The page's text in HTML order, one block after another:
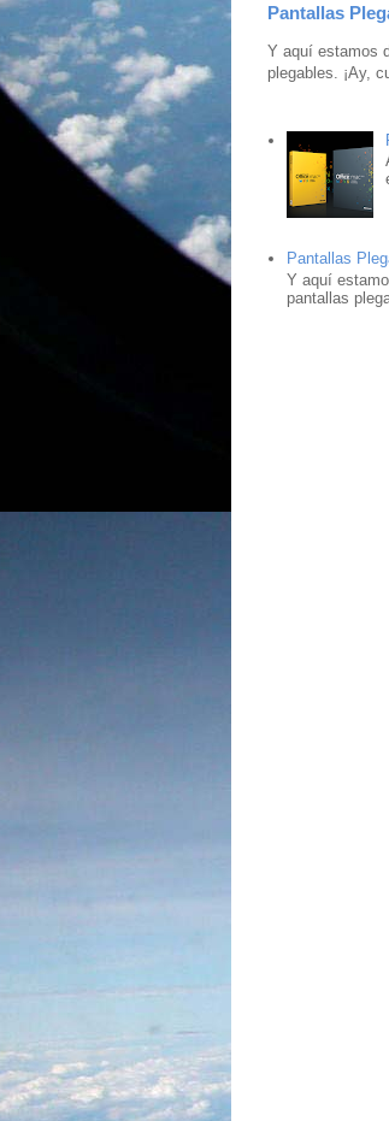
Pantallas
Y aquí estamos
plegables. ¡Ay,
Pantallas
Y aquí
pantallas